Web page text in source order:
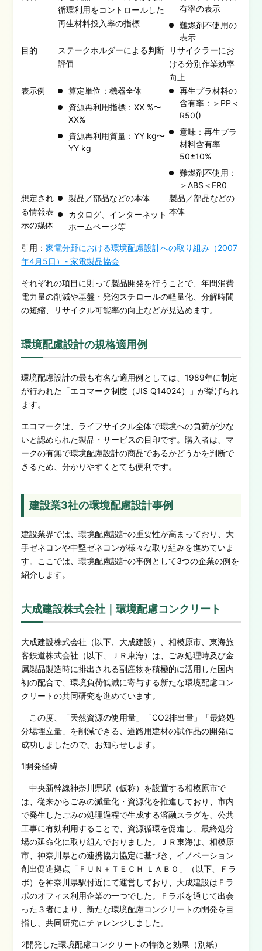
循環利用をコントロールした
再生材料投入率の指標
有率の表示
難燃剤不使用の
表示
目的
ステークホルダーによる判断
評価
リサイクラーにお
ける分別作業効率
向上
表示例
算定単位：機器全体
資源再利用指標：XX %〜
XX%
資源再利用質量：YY kg〜
YY kg
再生プラ材料の
含有率：＞PP＜
R50()
意味：再生プラ
材料含有率
50±10%
難燃剤不使用：
＞ABS＜FR0
想定され
る情報表
示の媒体
製品／部品などの本体
カタログ、インターネット
ホームページ等
製品／部品などの
本体
引用：家電分野における環境配慮設計への取り組み（2007
年4月5日）- 家電製品協会
それぞれの項目に則って製品開発を行うことで、年間消費
電力量の削減や基盤・発泡スチロールの軽量化、分解時間
の短縮、リサイクル可能率の向上などが見込めます。
環境配慮設計の規格適用例
環境配慮設計の最も有名な適用例としては、1989年に制定
が行われた「エコマーク制度（JIS Q14024）」が挙げられ
ます。
エコマークは、ライフサイクル全体で環境への負荷が少な
いと認められた製品・サービスの目印です。購入者は、マ
ークの有無で環境配慮設計の商品であるかどうかを判断で
きるため、分かりやすくとても便利です。
建設業3社の環境配慮設計事例
建設業界では、環境配慮設計の重要性が高まっており、大
手ゼネコンや中堅ゼネコンが様々な取り組みを進めていま
す。ここでは、環境配慮設計の事例として3つの企業の例を
紹介します。
大成建設株式会社｜環境配慮コンクリート
大成建設株式会社（以下、大成建設）、相模原市、東海旅
客鉄道株式会社（以下、ＪＲ東海）は、ごみ処理時及び金
属製品製造時に排出される副産物を積極的に活用した国内
初の配合で、環境負荷低減に寄与する新たな環境配慮コン
クリートの共同研究を進めています。
この度、「天然資源の使用量」「CO2排出量」「最終処
分場埋立量」を削減できる、道路用建材の試作品の開発に
成功しましたので、お知らせします。
1開発経緯
中央新幹線神奈川県駅（仮称）を設置する相模原市で
は、従来からごみの減量化・資源化を推進しており、市内
で発生したごみの処理過程で生成する溶融スラグを、公共
工事に有効利用することで、資源循環を促進し、最終処分
場の延命化に取り組んでおりました。ＪＲ東海は、相模原
市、神奈川県との連携協力協定に基づき、イノベーション
創出促進拠点「ＦＵＮ＋ＴＥＣＨ ＬＡＢＯ」（以下、Ｆラ
ボ）を神奈川県駅付近にて運営しており、大成建設はＦラ
ボのオフィス利用企業の一つでした。Ｆラボを通じて出会
った３者により、新たな環境配慮コンクリートの開発を目
指し、共同研究にチャレンジしました。
2開発した環境配慮コンクリートの特徴と効果（別紙）